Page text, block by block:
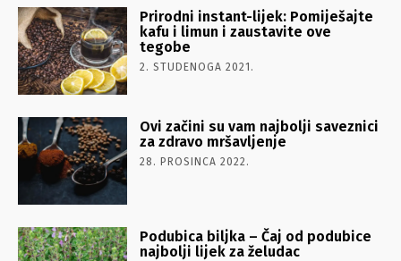
Prirodni instant-lijek: Pomiješajte
kafu i limun i zaustavite ove
tegobe
2. STUDENOGA 2021.
Ovi začini su vam najbolji saveznici
za zdravo mršavljenje
28. PROSINCA 2022.
Podubica biljka – Čaj od podubice
najbolji lijek za želudac